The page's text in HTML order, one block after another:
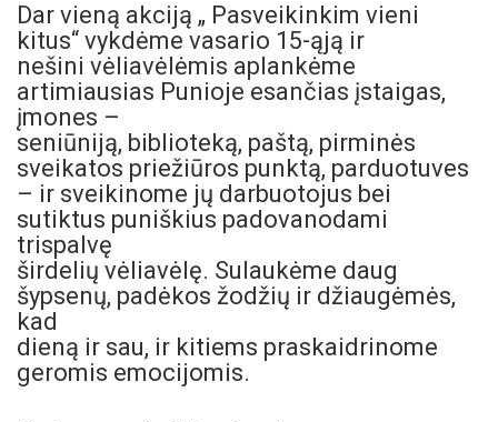
Dar vieną akciją „ Pasveikinkim vieni
kitus“ vykdėme vasario 15-ąją ir
nešini vėliavėlėmis aplankėme
artimiausias Punioje esančias įstaigas,
įmones –
seniūniją, biblioteką, paštą, pirminės
sveikatos priežiūros punktą, parduotuves
– ir sveikinome jų darbuotojus bei
sutiktus puniškius padovanodami
trispalvę
širdelių vėliavėlę. Sulaukėme daug
šypsenų, padėkos žodžių ir džiaugėmės,
kad
dieną ir sau, ir kitiems praskaidrinome
geromis emocijomis.